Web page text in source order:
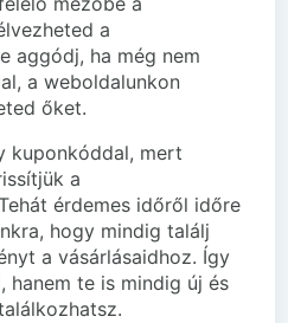
a
aggódj, ha még nem
a weboldalunkon
őket.
kuponkóddal, mert
a
érdemes időről időre
hogy mindig találj
a vásárlásaidhoz. Így
hanem te is mindig új és